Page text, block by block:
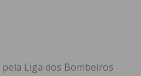
Liga dos Bombeiros